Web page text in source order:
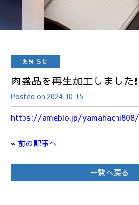
お知らせ
肉盛品を再生加工しました❗
Posted on 2024.10.15
https://ameblo.jp/yamahachi808/
« 前の記事へ
一覧へ戻る